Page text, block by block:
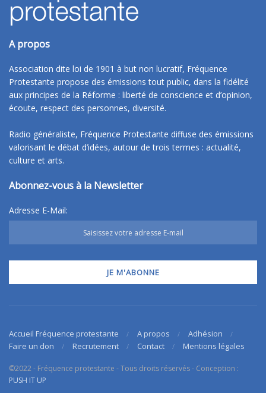
A propos
Association dite loi de 1901 à but non lucratif, Fréquence
Protestante propose des émissions tout public, dans la fidélité
aux principes de la Réforme : liberté de conscience et d’opinion,
écoute, respect des personnes, diversité.
Radio généraliste, Fréquence Protestante diffuse des émissions
valorisant le débat d’idées, autour de trois termes : actualité,
culture et arts.
Abonnez-vous à la Newsletter
Adresse E-Mail:
Accueil Fréquence protestante A propos
Adhésion
Faire un don
Recrutement Contact Mentions légales
©2022 - Fréquence protestante - Tous droits réservés - Conception :
PUSH IT UP